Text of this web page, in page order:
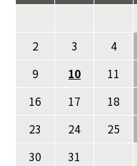
2
3 4
9
10 11
16
17 18
23
24 25
30
31